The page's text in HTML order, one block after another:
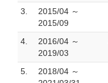
3.
2015/04 ～
2015/09
4.
2016/04 ～
2019/03
5.
2018/04 ～